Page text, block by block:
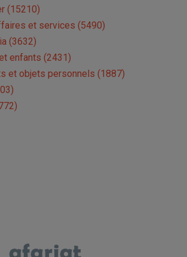
(15210)
et services (5490)
(3632)
enfants (2431)
et objets personnels (1887)